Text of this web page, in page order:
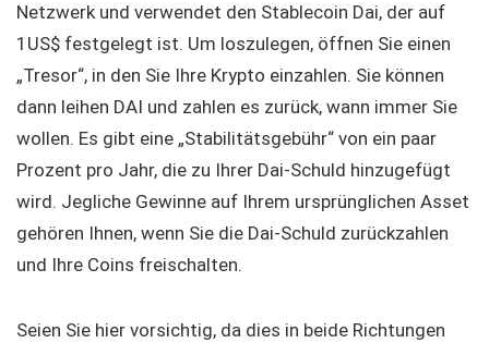
Netzwerk und verwendet den Stablecoin Dai, der auf
1US$ festgelegt ist. Um loszulegen, öffnen Sie einen
„Tresor“, in den Sie Ihre Krypto einzahlen. Sie können
dann leihen DAI und zahlen es zurück, wann immer Sie
wollen. Es gibt eine „Stabilitätsgebühr“ von ein paar
Prozent pro Jahr, die zu Ihrer Dai-Schuld hinzugefügt
wird. Jegliche Gewinne auf Ihrem ursprünglichen Asset
gehören Ihnen, wenn Sie die Dai-Schuld zurückzahlen
und Ihre Coins freischalten.
Seien Sie hier vorsichtig, da dies in beide Richtungen